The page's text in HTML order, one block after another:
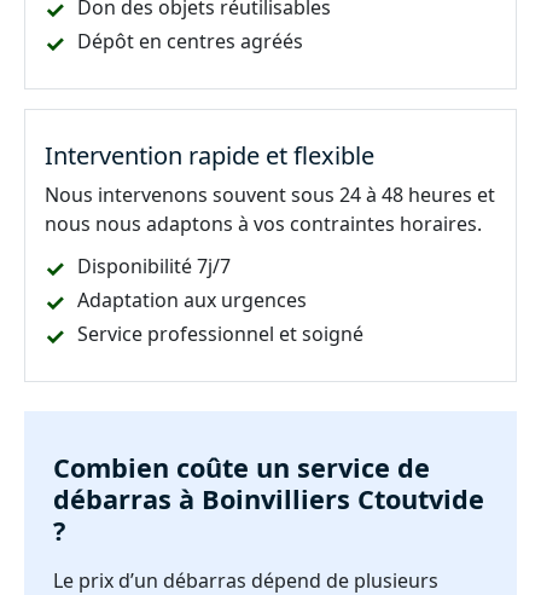
Don des objets réutilisables
Dépôt en centres agréés
Intervention rapide et flexible
Nous intervenons souvent sous 24 à 48 heures et
nous nous adaptons à vos contraintes horaires.
Disponibilité 7j/7
Adaptation aux urgences
Service professionnel et soigné
Combien coûte un service de
débarras à Boinvilliers Ctoutvide
?
Le prix d’un débarras dépend de plusieurs